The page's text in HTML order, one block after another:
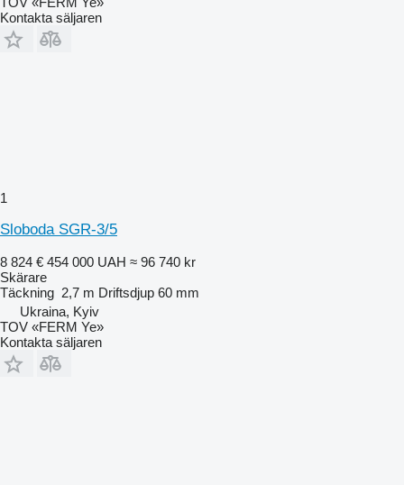
Kontakta säljaren
1
Sloboda SGR-3/5
8 824 € 454 000 UAH ≈ 96 740 kr
Skärare
Täckning 2,7 m Driftsdjup 60 mm
Ukraina, Kyiv
TOV «FERM Ye»
Kontakta säljaren